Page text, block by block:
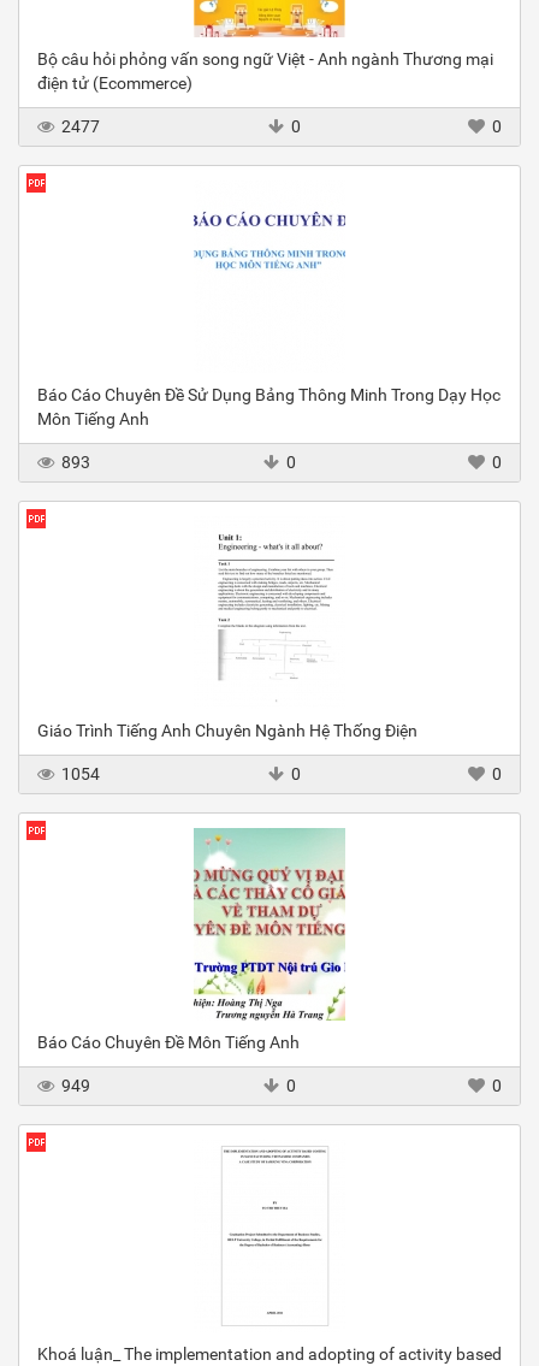
Bộ câu hỏi phỏng vấn song ngữ Việt - Anh ngành Thương mại
điện tử (Ecommerce)
2477 0 0
Báo Cáo Chuyên Đề Sử Dụng Bảng Thông Minh Trong Dạy Học
Môn Tiếng Anh
893 0 0
Giáo Trình Tiếng Anh Chuyên Ngành Hệ Thống Điện
1054 0 0
Báo Cáo Chuyên Đề Môn Tiếng Anh
949 0 0
Khoá luận_ The implementation and adopting of activity based